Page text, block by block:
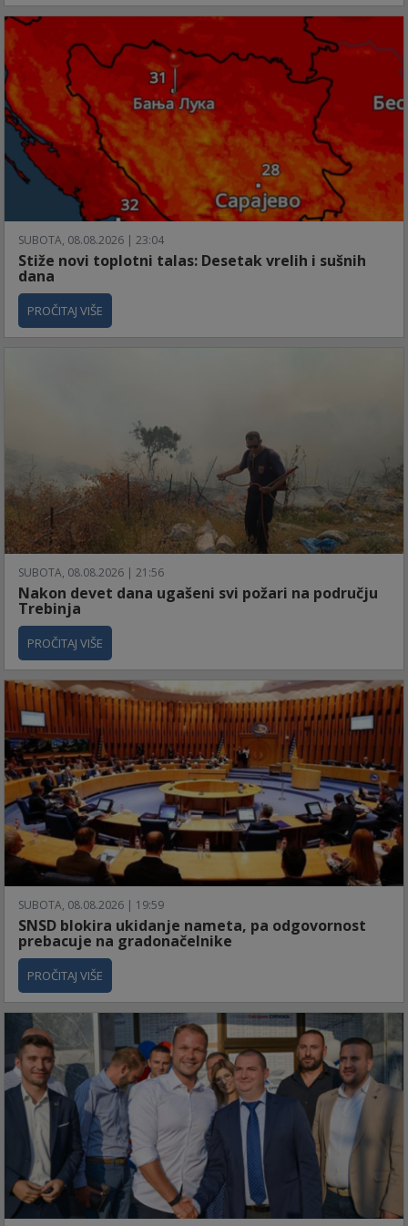
SUBOTA, 08.08.2026 | 23:04
Stiže novi toplotni talas: Desetak vrelih i sušnih
dana
PROČITAJ VIŠE
SUBOTA, 08.08.2026 | 21:56
Nakon devet dana ugašeni svi požari na području
Trebinja
PROČITAJ VIŠE
SUBOTA, 08.08.2026 | 19:59
SNSD blokira ukidanje nameta, pa odgovornost
prebacuje na gradonačelnike
PROČITAJ VIŠE